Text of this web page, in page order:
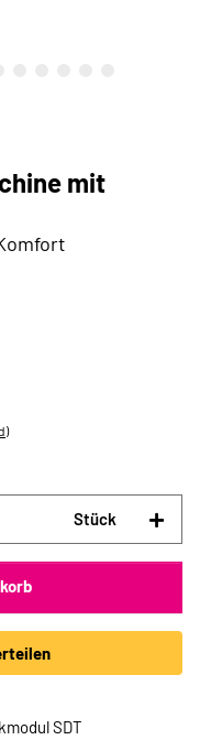
mit
Stück
SDT